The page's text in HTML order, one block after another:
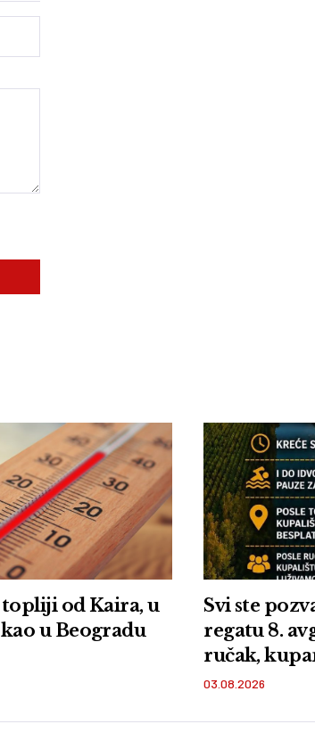
od Kaira, u
u Beogradu
Svi ste
regatu 8.
ručak,
na plaži Vir
03.08.2026